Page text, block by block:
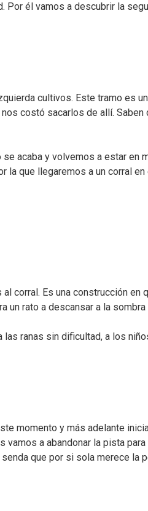
Por él vamos a descubrir la
cultivos. Este tramo es
costó sacarlos de allí. Saben
acaba y volvemos a estar en
la que llegaremos a un corral en
corral. Es una construcción en
un rato a descansar a la
las ranas sin dificultad, a los
momento y más adelante
a abandonar la pista para
que por si sola merece la